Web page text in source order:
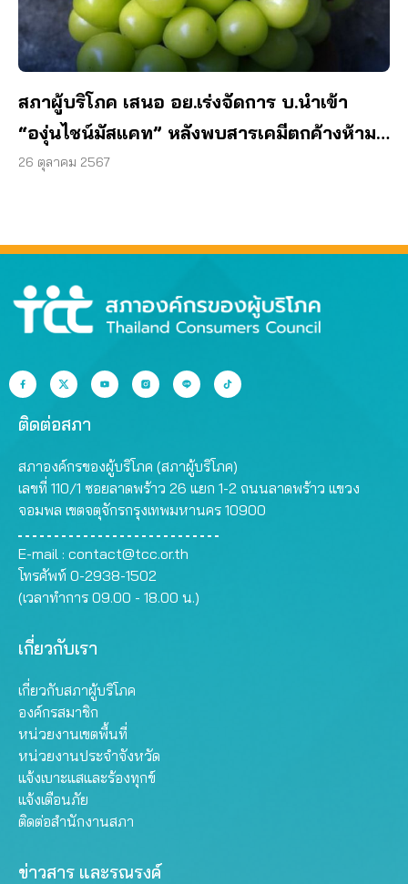
สภาผู้บริโภค เสนอ อย.เร่งจัดการ บ.นำเข้า
“องุ่นไชน์มัสแคท” หลังพบสารเคมีตกค้างห้าม
ใช้ในไทย
26 ตุลาคม 2567
ติดต่อสภา
สภาองค์กรของผู้บริโภค (สภาผู้บริโภค)
เลขที่ 110/1 ซอยลาดพร้าว 26 แยก 1-2 ถนนลาดพร้าว แขวง
จอมพล เขตจตุจักรกรุงเทพมหานคร 10900
E-mail : contact@tcc.or.th
โทรศัพท์ 0-2938-1502
(เวลาทำการ 09.00 - 18.00 น.)
เกี่ยวกับเรา
เกี่ยวกับสภาผู้บริโภค
องค์กรสมาชิก
หน่วยงานเขตพื้นที่
หน่วยงานประจำจังหวัด
แจ้งเบาะแสและร้องทุกข์
แจ้งเตือนภัย
ติดต่อสำนักงานสภา
ข่าวสาร และรณรงค์